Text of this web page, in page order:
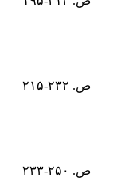
ص. ۲۳۲-۲۱۵
ص. ۲۵۰-۲۳۳